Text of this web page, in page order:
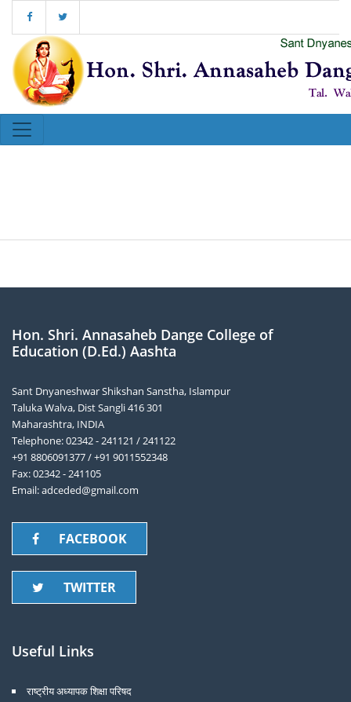
Hon. Shri. Annasaheb Dange College of
Education (D.Ed.) Aashta
Sant Dnyaneshwar Shikshan Sanstha, Islampur
Taluka Walva, Dist Sangli 416 301
Maharashtra, INDIA
Telephone: 02342 - 241121 / 241122
+91 8806091377 / +91 9011552348
Fax: 02342 - 241105
Email: adceded@gmail.com
FACEBOOK
TWITTER
Useful Links
राष्ट्रीय अध्यापक शिक्षा परिषद